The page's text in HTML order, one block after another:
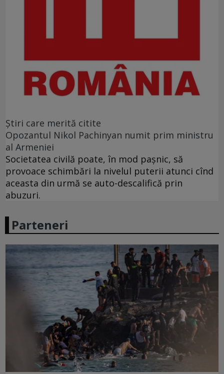
Ştiri care merită citite
Opozantul Nikol Pachinyan numit prim ministru
al Armeniei
Societatea civilă poate, în mod paşnic, să
provoace schimbări la nivelul puterii atunci cînd
aceasta din urmă se auto-descalifică prin
abuzuri.
Parteneri